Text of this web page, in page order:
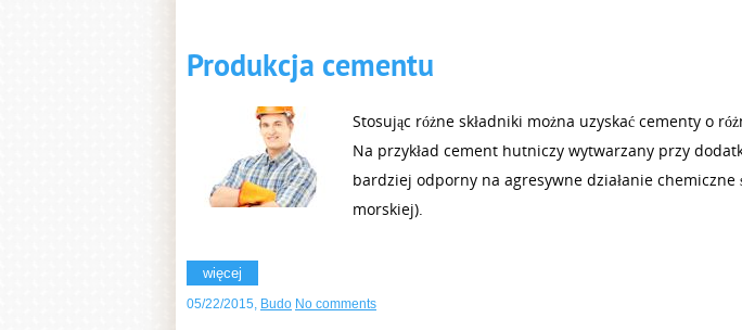
Produkcja cementu
Stosując różne składniki można uzyskać cementy o
Na przykład cement hutniczy wytwarzany przy
bardziej odporny na agresywne działanie chemiczne
morskiej).
więcej
05/22/2015 Budo No comments